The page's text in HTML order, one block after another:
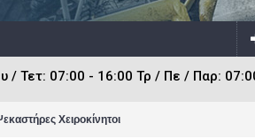
/ Τετ: 07:00 - 16:00 Τρ / Πε / Παρ:
Χειροκίνητοι